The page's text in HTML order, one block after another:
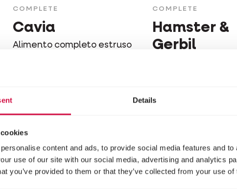
Details
content and ads, to provide social media features and
use of our site with our social media, advertising and analytics
you’ve provided to them or that they’ve collected from your use
COMPLETE
Cavia
Alimento completo estruso
COMPLETE
Hamster &
Gerbil
gerbilli